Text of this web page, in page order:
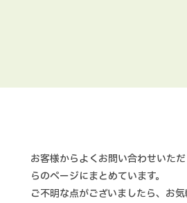
お客様からよくお問い合わせいた
らのページにまとめています。
ご不明な点がございましたら、お